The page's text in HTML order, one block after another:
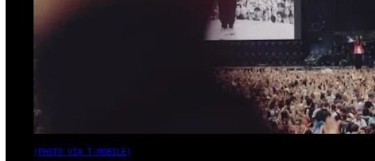
(PHOTO VIA T-MOBILE)